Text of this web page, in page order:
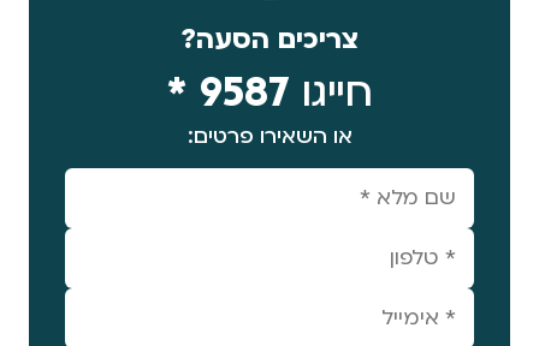
צריכים הסעה?
חייגו 9587 *
או השאירו פרטים: